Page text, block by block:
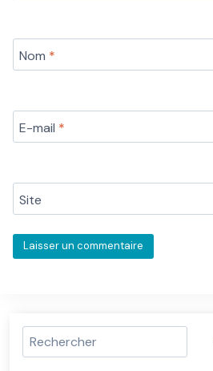
Nom *
E-mail *
Site
Rechercher